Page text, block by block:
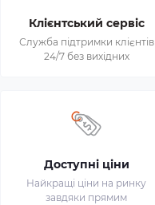
Клієнтський сервіс
Служба підтримки клієнтів
24/7 без вихідних
Доступні ціни
Найкращі ціни на ринку
завдяки прямим